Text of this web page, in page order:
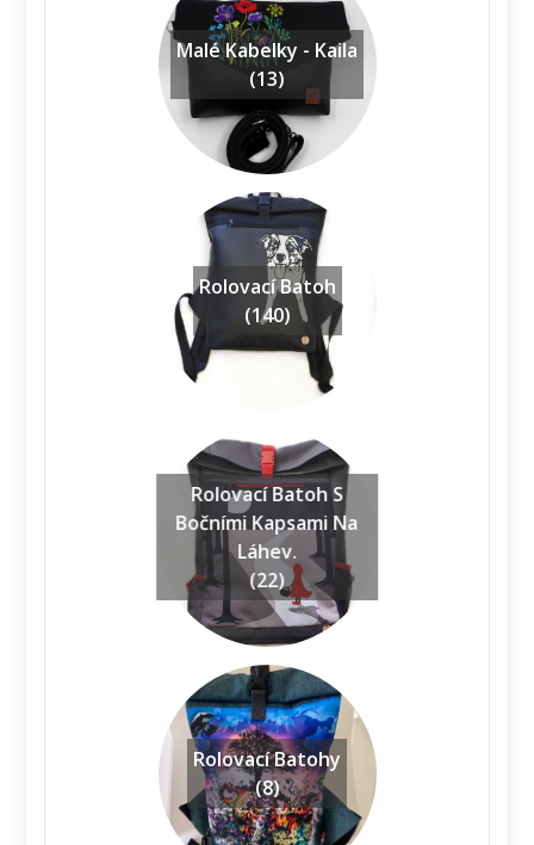
Malé Kabelky - Kaila
(13)
Rolovací Batoh
(140)
Rolovací Batoh S
Bočními Kapsami Na
Láhev.
(22)
Rolovací Batohy
(8)